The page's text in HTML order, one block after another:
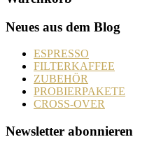
Neues aus dem Blog
ESPRESSO
FILTERKAFFEE
ZUBEHÖR
PROBIERPAKETE
CROSS-OVER
Newsletter abonnieren